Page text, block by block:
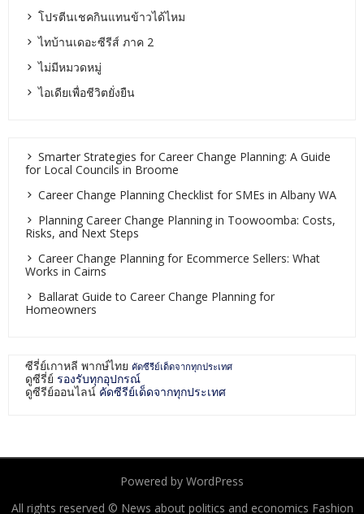
โปรตีนเชคกินแทนข้าวได้ไหม
ไทบ้านเดอะซีรีส์ ภาค 2
ไม่มีหมวดหมู่
ไอเดียเพื่อชีวิตยั่งยืน
Smarter Strategies for Career Change Planning: A Guide
for Local Councils in Broome
Career Change Planning Checklist for SMEs in Albany WA
Planning Career Change Planning in Toowoomba: Costs,
Risks, and Next Steps
Career Change Planning for Ecommerce Sellers: What
Works in Cairns
Ballarat Guide to Career Change Planning for
Homeowners
ซีรี่ย์เกาหลี พากษ์ไทย คัดซีรีย์เด็ดจากทุกประเทศ
ดูซีรี่ย์ รองรับทุกอุปกรณ์
ดูซีรีย์ออนไลน์ คัดซีรีย์เด็ดจากทุกประเทศ
Powered by WordPress
All rights reserved © News about politics and economics Fashion